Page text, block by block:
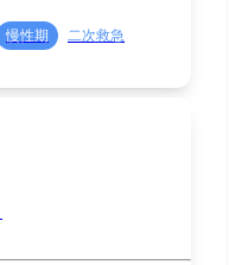
慢性期
二次救急